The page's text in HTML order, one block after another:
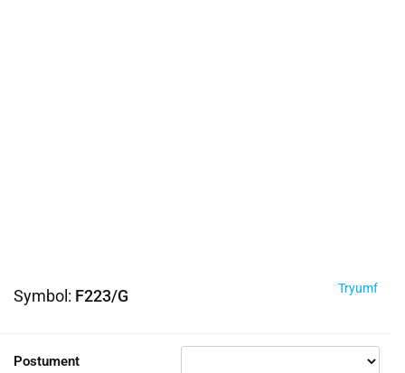
Symbol: F223/G Tryumf
Postument